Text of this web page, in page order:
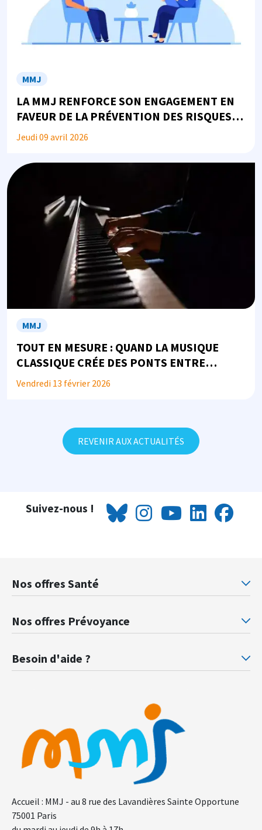
MMJ
LA MMJ RENFORCE SON ENGAGEMENT EN
FAVEUR DE LA PRÉVENTION DES RISQUES
PSYCHOSOCIAUX
Jeudi 09 avril 2026
Image
MMJ
TOUT EN MESURE : QUAND LA MUSIQUE
CLASSIQUE CRÉE DES PONTS ENTRE
JUSTICE, SANTÉ ET SOCIÉTÉ...
Vendredi 13 février 2026
REVENIR AUX ACTUALITÉS
Suivez-nous !
Accueil : MMJ - au 8 rue des Lavandières Sainte Opportune
75001 Paris
Nos offres Santé
Mutuelle santé Retraités justice
Nos offres Prévoyance
Besoin d'aide ?